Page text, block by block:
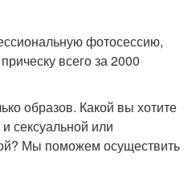
фотосессию,
всего за 2000
образов. Какой вы хотите
сексуальной или
Мы поможем осуществить